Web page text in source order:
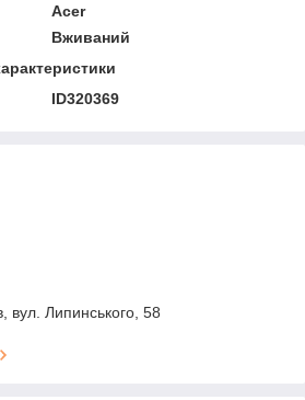
Acer
Вживаний
ID320369
вул. Липинського, 58